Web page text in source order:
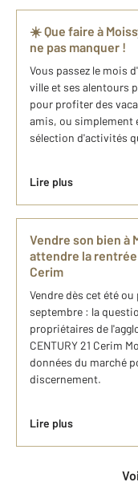
☀️ Que faire à
ne pas manquer !
Vous passez le mois
ville et ses alentours
pour profiter des
amis, ou simplement
sélection d'activités
Lire plus
Vendre son bien à
attendre la rentrée
Cerim
Vendre dès cet été
septembre : la
propriétaires de
CENTURY 21 Cerim
données du marché
discernement.
Lire plus